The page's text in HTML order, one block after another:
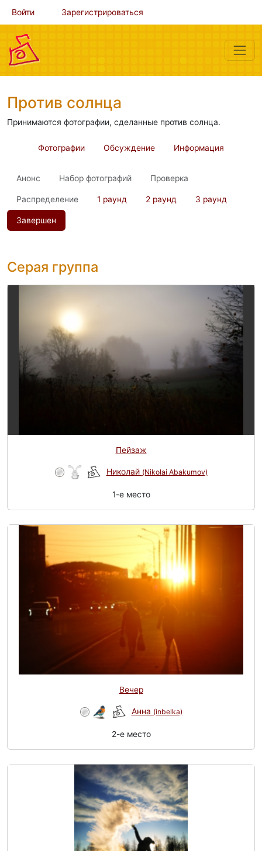
Войти Зарегистрироваться
Против солнца
Принимаются фотографии, сделанные против солнца.
Фотографии Обсуждение Информация
Анонс Набор фотографий Проверка
Распределение 1 раунд 2 раунд 3 раунд
Завершен
Серая группа
Пейзаж
Николай (Nikolai Abakumov)
1-e место
Вечер
Анна (inbelka)
2-e место